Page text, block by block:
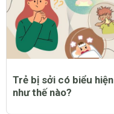
Trẻ bị sởi có biểu hiện
như thế nào?